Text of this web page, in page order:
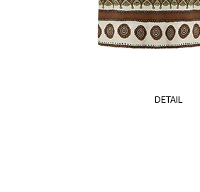
DETAIL